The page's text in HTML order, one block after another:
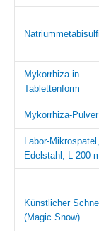
Mykorrhiza in
Tablettenform
Mykorrhiza-Pulver
Labor-Mikrospatel,
Edelstahl, L 200
Künstlicher
(Magic Snow)